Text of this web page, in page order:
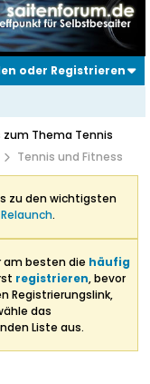
oder Registrieren
zum Thema Tennis
Tennis und Fitness
zu den wichtigsten
.
am besten die häufig
registrieren, bevor
Registrierungslink,
das
Liste aus.